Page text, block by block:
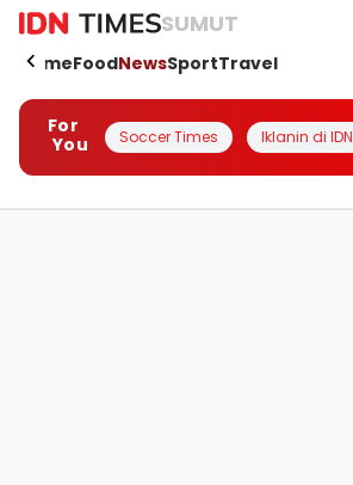
SUMUT
HomeFoodNewsSportTravel
For
You
Soccer Times Iklanin di IDN